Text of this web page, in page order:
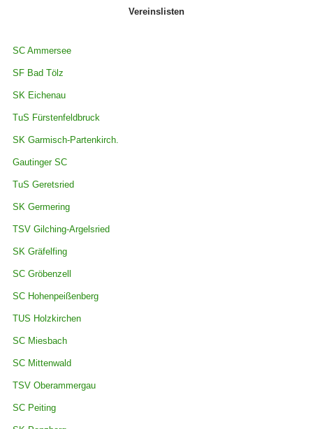
Vereinslisten
SC Ammersee
SF Bad Tölz
SK Eichenau
TuS Fürstenfeldbruck
SK Garmisch-Partenkirch.
Gautinger SC
TuS Geretsried
SK Germering
TSV Gilching-Argelsried
SK Gräfelfing
SC Gröbenzell
SC Hohenpeißenberg
TUS Holzkirchen
SC Miesbach
SC Mittenwald
TSV Oberammergau
SC Peiting